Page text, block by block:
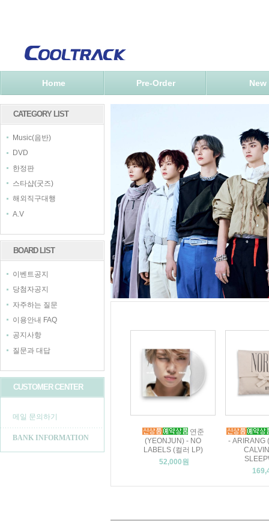
Home Pre-Order New
CATEGORY LIST
Music(음반)
DVD
한정판
스타샵(굿즈)
해외직구대행
A.V
BOARD LIST
이벤트공지
당첨자공지
자주하는 질문
이용안내 FAQ
공지사항
질문과 대답
CUSTOMER CENTER
메일 문의하기
BANK INFORMATION
연준
(YEONJUN) - NO
LABELS (컬러 LP)
52,000원
- ARIRANG